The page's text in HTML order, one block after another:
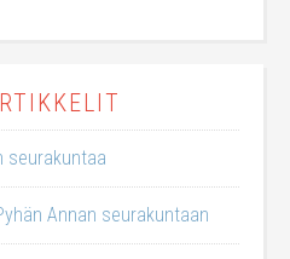
seurakuntaa
Annan seurakuntaan